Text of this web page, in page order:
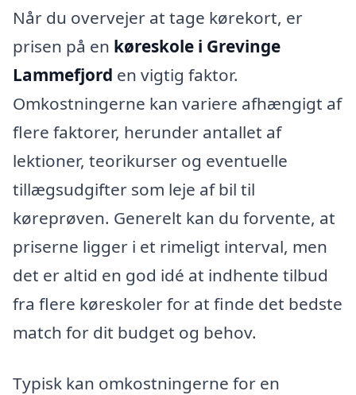
Når du overvejer at tage kørekort, er
prisen på en køreskole i Grevinge
Lammefjord en vigtig faktor.
Omkostningerne kan variere afhængigt af
flere faktorer, herunder antallet af
lektioner, teorikurser og eventuelle
tillægsudgifter som leje af bil til
køreprøven. Generelt kan du forvente, at
priserne ligger i et rimeligt interval, men
det er altid en god idé at indhente tilbud
fra flere køreskoler for at finde det bedste
match for dit budget og behov.
Typisk kan omkostningerne for en